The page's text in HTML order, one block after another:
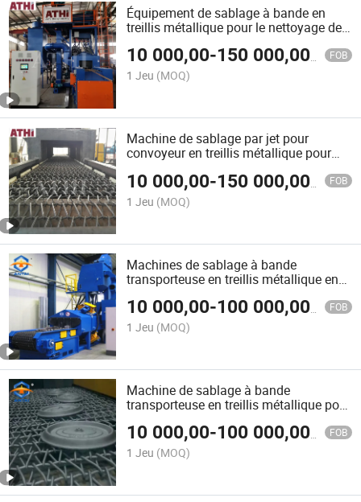
Équipement de sablage à bande en
treillis métallique pour le nettoyage de
thermiquement
10 000,00-150 000,00$US
FOB
1 Jeu (MOQ)
Machine de sablage par jet pour
convoyeur en treillis métallique pour
automobiles
10 000,00-150 000,00$US
FOB
1 Jeu (MOQ)
Machines de sablage à bande
transporteuse en treillis métallique en
10 000,00-100 000,00$US
FOB
1 Jeu (MOQ)
Machine de sablage à bande
transporteuse en treillis métallique pour
fonderie, pièces de moulage par
investissement
10 000,00-100 000,00$US
FOB
1 Jeu (MOQ)